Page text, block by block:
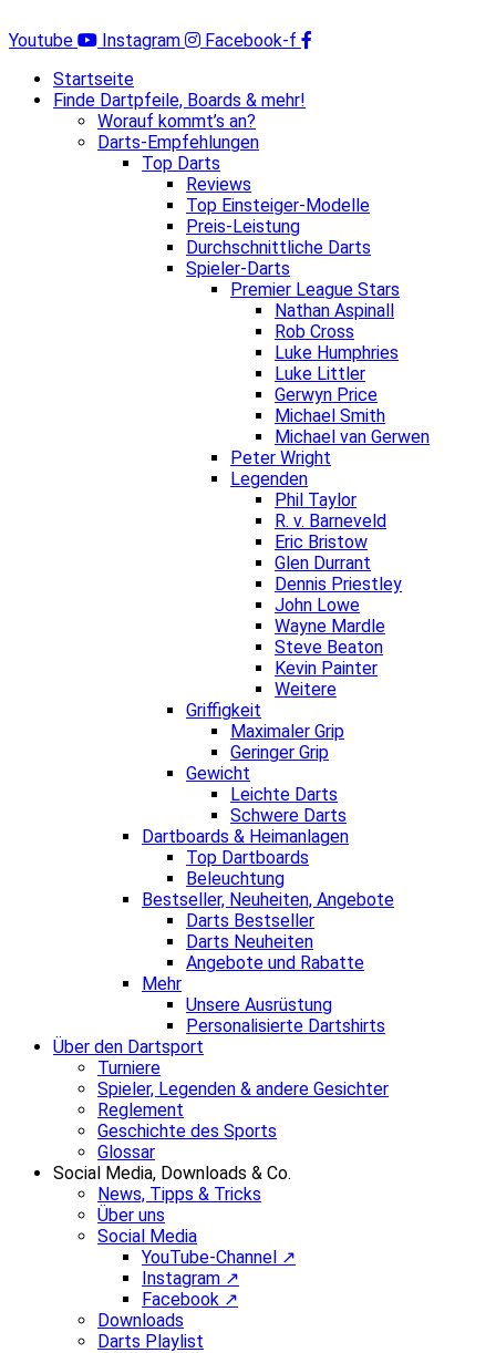
Inhalt
Youtube Instagram
Facebook-f
Startseite
Finde Dartpfeile, Boards & mehr!
Worauf kommt’s an?
Darts-Empfehlungen
Top Darts
Reviews
Top Einsteiger-Modelle
Preis-Leistung
Durchschnittliche Darts
Spieler-Darts
Premier League Stars
Nathan Aspinall
Rob Cross
Luke Humphries
Luke Littler
Gerwyn Price
Michael Smith
Michael van Gerwen
Peter Wright
Legenden
Phil Taylor
R. v. Barneveld
Eric Bristow
Glen Durrant
Dennis Priestley
John Lowe
Wayne Mardle
Steve Beaton
Kevin Painter
Weitere
Griffigkeit
Maximaler Grip
Geringer Grip
Gewicht
Leichte Darts
Schwere Darts
Dartboards & Heimanlagen
Top Dartboards
Beleuchtung
Bestseller, Neuheiten, Angebote
Darts Bestseller
Darts Neuheiten
Angebote und Rabatte
Mehr
Unsere Ausrüstung
Personalisierte Dartshirts
Über den Dartsport
Turniere
Spieler, Legenden & andere Gesichter
Reglement
Geschichte des Sports
Glossar
Social Media, Downloads & Co.
News, Tipps & Tricks
Über uns
Social Media
YouTube-Channel ↗
Instagram ↗
Facebook ↗
Downloads
Darts Playlist